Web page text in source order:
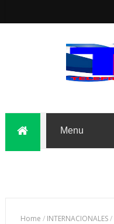
Home / INTERNACIONALES/